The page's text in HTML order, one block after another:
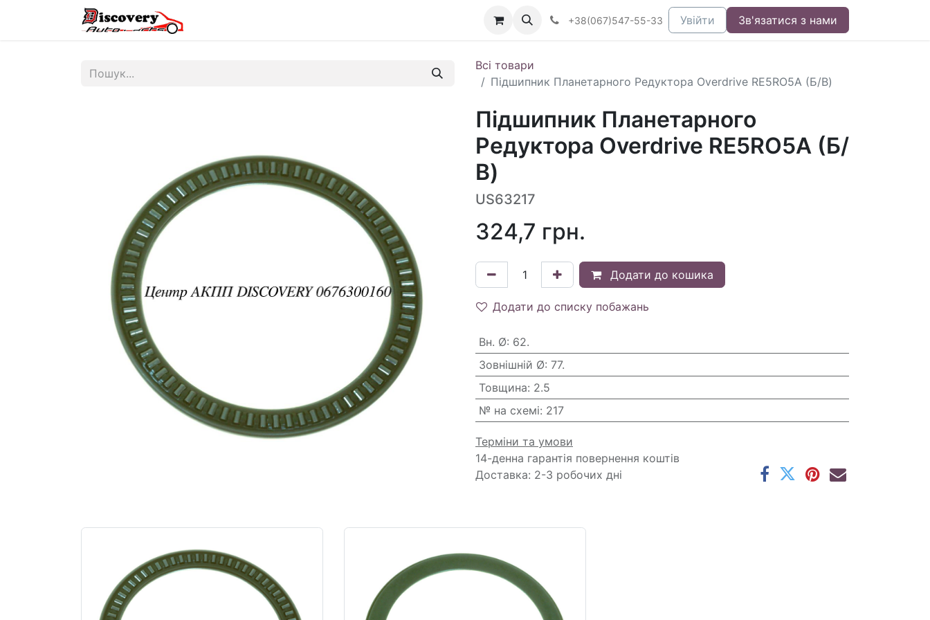
+38(067)547-55-33 Увійти Зв'язатися з нами
Всі товари
Підшипник Планетарного Редуктора Overdrive RE5RO5A (Б/В)
Підшипник Планетарного
Редуктора Overdrive RE5RO5A (Б/
В)
US63217
324,7 грн.
Додати до кошика
Додати до списку побажань
Вн. Ø: 62.
Зовнішній Ø: 77.
Товщина: 2.5
№ на схемі: 217
Терміни та умови
14-денна гарантія повернення коштів
Доставка: 2-3 робочих дні